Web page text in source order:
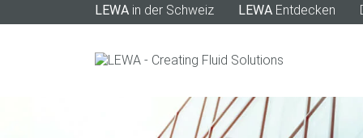
LEWA in der Schweiz LEWA Entdecken